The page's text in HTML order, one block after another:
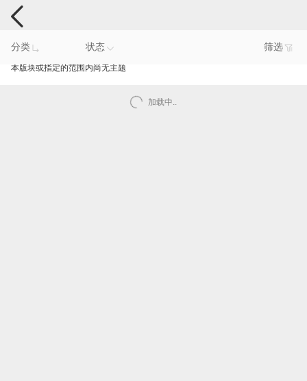
手机反馈
分类 状态 筛选
本版块或指定的范围内尚无主题
加载中..